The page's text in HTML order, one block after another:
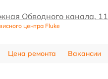
Обводного канала,
центра Fluke
Цена ремонта Вакансии